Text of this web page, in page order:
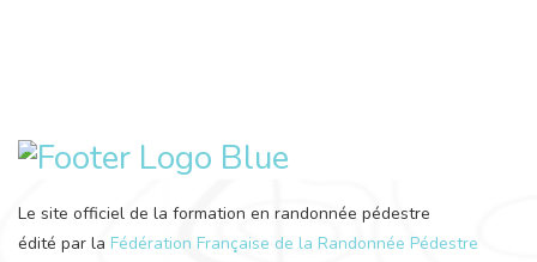
Le site officiel de la formation en randonnée pédestre
édité par la Fédération Française de la Randonnée Pédestre